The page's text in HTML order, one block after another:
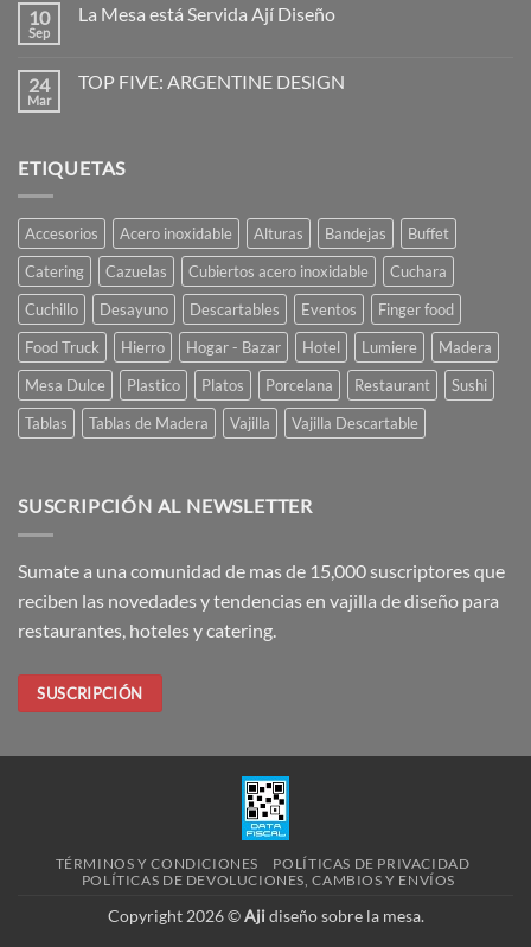
al
poder
en
para
restaurantes
10
Sep
La Mesa está Servida Ají Diseño
en
Ají
Diseño
24
Mar
TOP FIVE: ARGENTINE DESIGN
TOP
ETIQUETAS
Accesorios Acero inoxidable Alturas Bandejas
Buffet
Catering
Cazuelas Cubiertos acero inoxidable
Cuchara
Cuchillo
Desayuno Descartables Eventos
Finger food
Food Truck
Hierro Hogar - Bazar Hotel Lumiere
Madera
Mesa Dulce
Plastico Platos Porcelana Restaurant
Sushi
Tablas
Tablas de Madera Vajilla Vajilla Descartable
SUSCRIPCIÓN AL NEWSLETTER
Sumate a una comunidad de mas de 15,000 suscriptores que
reciben las novedades y tendencias en vajilla de diseño para
restaurantes, hoteles y catering.
SUSCRIPCIÓN
TÉRMINOS Y CONDICIONES
POLÍTICAS DE PRIVACIDAD
POLÍTICAS DE DEVOLUCIONES, CAMBIOS Y ENVÍOS
Copyright 2026 ©Ajidiseño sobre la mesa.